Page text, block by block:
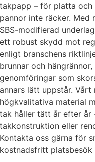
takpapp – för platta och
pannor inte räcker.
SBS-modifierad
ett robust skydd mot
enligt branschens
brunnar och
genomföringar som
annars lätt uppstår. Vårt
högkvalitativa material
tak håller tätt år efter år
takkonstruktion eller
Kontakta oss gärna för
kostnadsfritt platsbesök